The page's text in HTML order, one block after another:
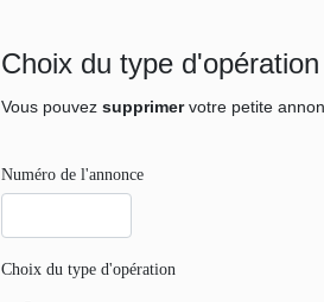
Choix du type d'opération
Vous pouvez supprimervotre petite
Numéro de l'annonce
Choix du type d'opération